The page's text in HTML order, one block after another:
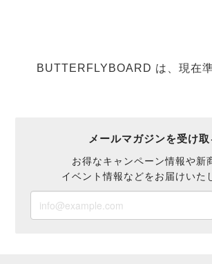
BUTTERFLYBOARD は、現在準
メールマガジンを受け取
お得なキャンペーン情報や新
イベント情報などをお届けいた